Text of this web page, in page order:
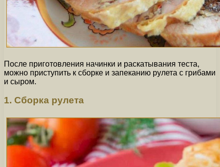
После приготовления начинки и раскатывания теста,
можно приступить к сборке и запеканию рулета с грибами
и сыром.
1. Сборка рулета